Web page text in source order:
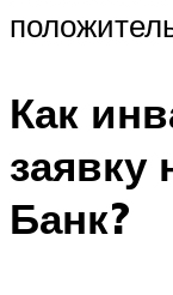
Как
заявку
Банк?